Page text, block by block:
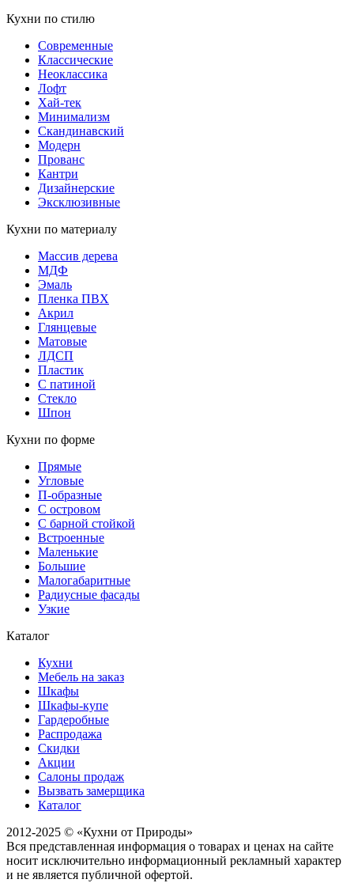
Кухни по стилю
Современные
Классические
Неоклассика
Лофт
Хай-тек
Минимализм
Скандинавский
Модерн
Прованс
Кантри
Дизайнерские
Эксклюзивные
Кухни по материалу
Массив дерева
МДФ
Эмаль
Пленка ПВХ
Акрил
Глянцевые
Матовые
ЛДСП
Пластик
С патиной
Стекло
Шпон
Кухни по форме
Прямые
Угловые
П-образные
С островом
С барной стойкой
Встроенные
Маленькие
Большие
Малогабаритные
Радиусные фасады
Узкие
Каталог
Кухни
Мебель на заказ
Шкафы
Шкафы-купе
Гардеробные
Распродажа
Скидки
Акции
Салоны продаж
Вызвать замерщика
Каталог
2012-2025 © «Кухни от Природы»
Вся представленная информация о товарах и ценах на сайте
носит исключительно информационный рекламный характер
и не является публичной офертой.